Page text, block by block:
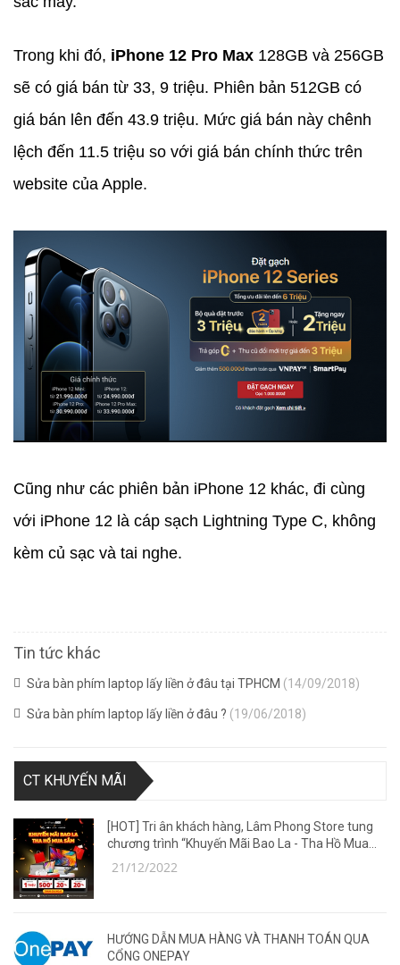
Trong khi đó, iPhone 12 Pro Max 128GB và 256GB
sẽ có giá bán từ 33, 9 triệu. Phiên bản 512GB có
giá bán lên đến 43.9 triệu. Mức giá bán này chênh
lệch đến 11.5 triệu so với giá bán chính thức trên
website của Apple.
Cũng như các phiên bản iPhone 12 khác, đi cùng
với iPhone 12 là cáp sạch Lightning Type C, không
kèm củ sạc và tai nghe.
Tin tức khác
Sửa bàn phím laptop lấy liền ở đâu tại TPHCM (14/09/2018)
Sửa bàn phím laptop lấy liền ở đâu ? (19/06/2018)
CT KHUYẾN MÃI
[HOT] Tri ân khách hàng, Lâm Phong Store tung
chương trình “Khuyến Mãi Bao La - Tha Hồ Mua
Sắm”
21/12/2022
HƯỚNG DẪN MUA HÀNG VÀ THANH TOÁN QUA
CỔNG ONEPAY